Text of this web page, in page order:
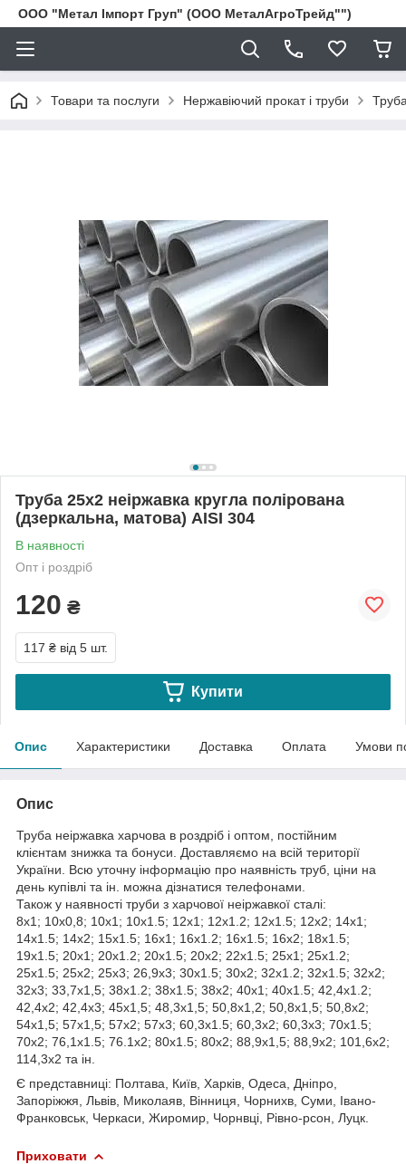
ООО "Метал Імпорт Груп" (ООО МеталАгроТрейд"")
Товари та послуги Нержавіючий прокат і труби
Труба 25х2 неіржавка кругла полірована
(дзеркальна, матова) АІSI 304
В наявності
Опт і роздріб
120 ₴
117 ₴ від 5 шт.
Купити
Опис Характеристики Доставка Оплата Умови
Опис
Труба неіржавка харчова в роздріб і оптом, постійним
клієнтам знижка та бонуси. Доставляємо на всій території
України. Всю уточну інформацію про наявність труб, ціни на
день купівлі та ін. можна дізнатися телефонами.
Також у наявності труби з харчової неіржавкої сталі:
8х1; 10х0,8; 10х1; 10х1.5; 12х1; 12х1.2; 12х1.5; 12х2; 14х1;
14х1.5; 14х2; 15х1.5; 16х1; 16х1.2; 16х1.5; 16х2; 18х1.5;
19х1.5; 20х1; 20х1.2; 20х1.5; 20х2; 22х1.5; 25х1; 25х1.2;
25х1.5; 25х2; 25х3; 26,9х3; 30х1.5; 30х2; 32х1.2; 32х1.5; 32х2;
32х3; 33,7х1,5; 38х1.2; 38х1.5; 38х2; 40х1; 40х1.5; 42,4х1.2;
42,4х2; 42,4х3; 45х1,5; 48,3х1,5; 50,8х1,2; 50,8х1,5; 50,8х2;
54х1,5; 57х1,5; 57х2; 57х3; 60,3х1.5; 60,3х2; 60,3х3; 70х1.5;
70х2; 76,1х1.5; 76.1х2; 80х1.5; 80х2; 88,9х1,5; 88,9х2; 101,6х2;
114,3х2 та ін.
Є представниці: Полтава, Київ, Харків, Одеса, Дніпро,
Запоріжжя, Львів, Миколаяв, Вінниця, Чорнихв, Суми, Івано-
Франковськ, Черкаси, Жиромир, Чорнвці, Рівно-рсон, Луцк.
Приховати